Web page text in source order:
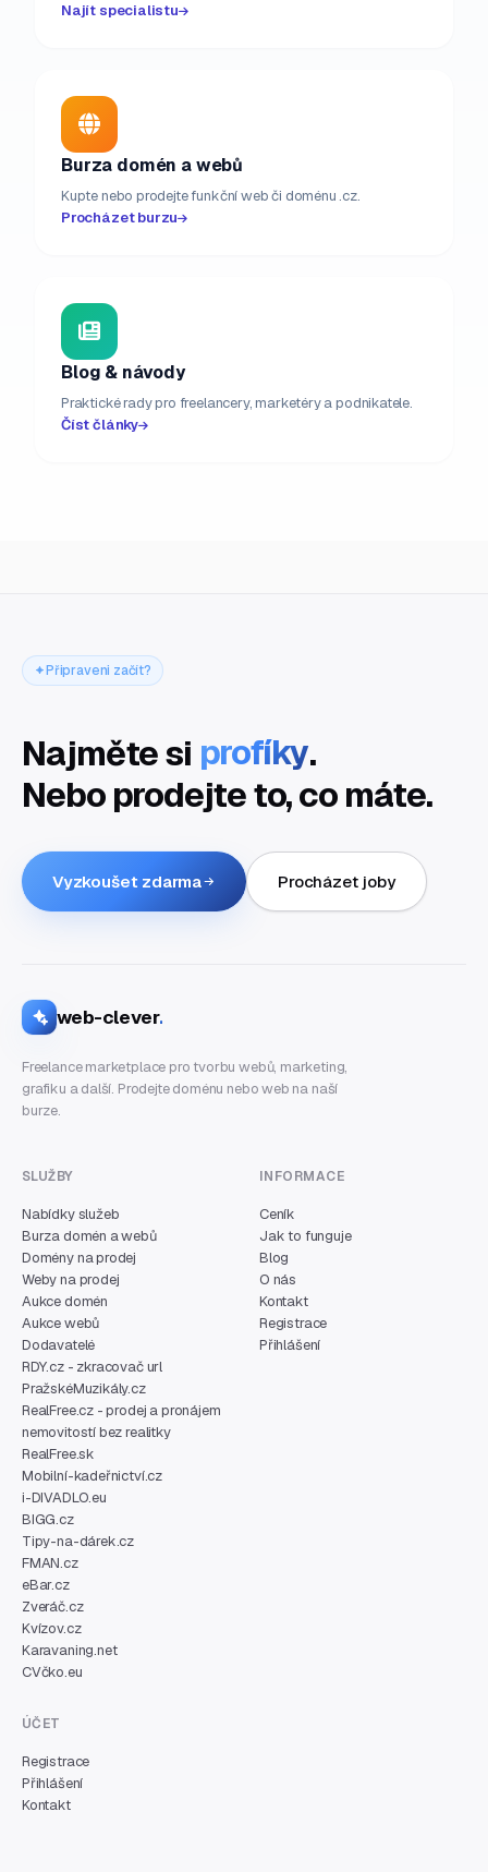
Najít specialistu
Burza domén a webů
Kupte nebo prodejte funkční web či doménu .cz.
Procházet burzu
Blog & návody
Praktické rady pro freelancery, marketéry a podnikatele.
Číst články
Připraveni začít?
Najměte si profíky.
Nebo prodejte to, co máte.
Vyzkoušet zdarma Procházet joby
web-clever.
Freelance marketplace pro tvorbu webů, marketing,
grafiku a další. Prodejte doménu nebo web na naší
burze.
SLUŽBY
Nabídky služeb
Burza domén a webů
Domény na prodej
Weby na prodej
Aukce domén
Aukce webů
Dodavatelé
RDY.cz - zkracovač url
PražskéMuzikály.cz
RealFree.cz - prodej a pronájem
nemovitostí bez realitky
RealFree.sk
Mobilní-kadeřnictví.cz
i-DIVADLO.eu
BIGG.cz
Tipy-na-dárek.cz
FMAN.cz
eBar.cz
Zveráč.cz
Kvízov.cz
Karavaning.net
CVčko.eu
INFORMACE
Ceník
Jak to funguje
Blog
O nás
Kontakt
Registrace
Přihlášení
ÚČET
Registrace
Přihlášení
Kontakt